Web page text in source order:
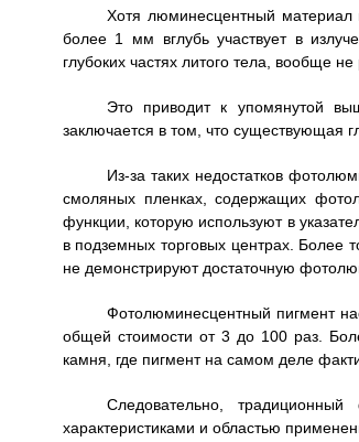
Хотя люминесцентный материал
более 1 мм вглубь участвует в
глубоких частях литого тела, вообще не
Это приводит к упомянутой
заключается в том, что существующая
Из-за таких недостатков
смоляных пленках, содержащих
функции, которую используют в
в подземных торговых центрах. Более
не демонстрируют достаточную
Фотолюминесцентный пигмент
общей стоимости от 3 до 100 раз.
камня, где пигмент на самом деле
Следовательно,
характеристиками и областью